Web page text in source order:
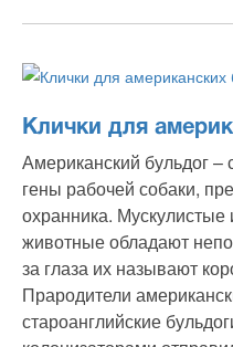
Клички для
Американский бульдог –
гены рабочей собаки,
охранника.
животные обладают
за глаза их называют
Прародители
староанглийские